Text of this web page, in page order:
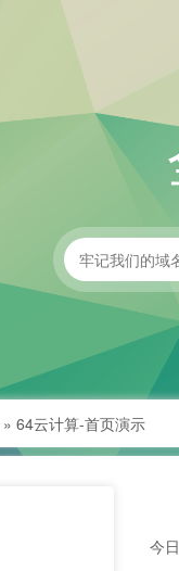
» 64云计算-首页演示
今